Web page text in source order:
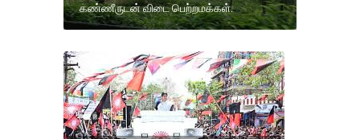
கண்ணீருடன் விடை பெற்றமக்கள்.